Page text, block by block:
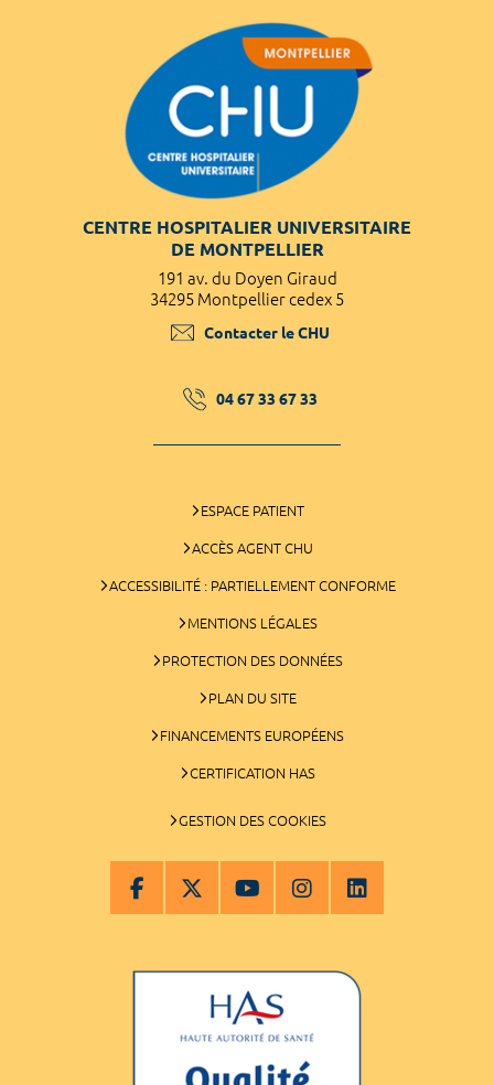
CENTRE HOSPITALIER UNIVERSITAIRE
DE MONTPELLIER
191 av. du Doyen Giraud
34295 Montpellier cedex 5
Contacter le CHU
04 67 33 67 33
ESPACE PATIENT
ACCÈS AGENT CHU
ACCESSIBILITÉ : PARTIELLEMENT CONFORME
MENTIONS LÉGALES
PROTECTION DES DONNÉES
PLAN DU SITE
FINANCEMENTS EUROPÉENS
CERTIFICATION HAS
GESTION DES COOKIES